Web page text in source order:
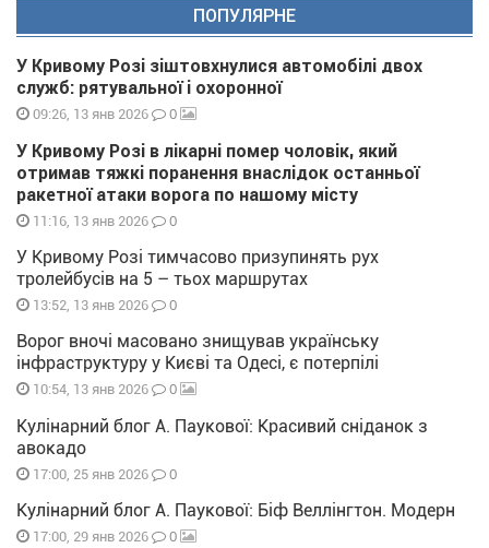
ПОПУЛЯРНЕ
У Кривому Розі зіштовхнулися автомобілі двох
служб: рятувальної і охоронної
09:26, 13 янв 2026 0
У Кривому Розі в лікарні помер чоловік, який
отримав тяжкі поранення внаслідок останньої
ракетної атаки ворога по нашому місту
11:16, 13 янв 2026 0
У Кривому Розі тимчасово призупинять рух
тролейбусів на 5 – тьох маршрутах
13:52, 13 янв 2026 0
Ворог вночі масовано знищував українську
інфраструктуру у Києві та Одесі, є потерпілі
10:54, 13 янв 2026 0
Кулінарний блог А. Паукової: Красивий сніданок з
авокадо
17:00, 25 янв 2026 0
Кулінарний блог А. Паукової: Біф Веллінгтон. Модерн
17:00, 29 янв 2026 0